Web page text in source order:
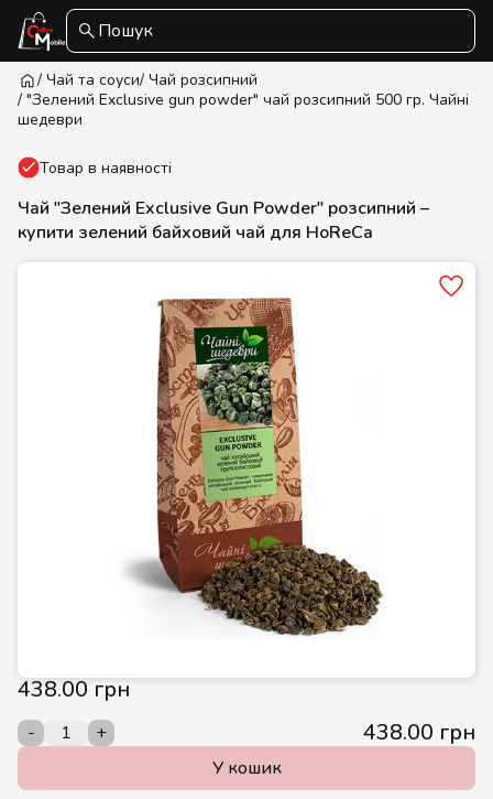
Пошук
/ Чай та соуси/ Чай розсипний
/ "Зелений Exclusive gun powder" чай розсипний 500 гр. Чайні
шедеври
Товар в наявності
Чай "Зелений Exclusive Gun Powder" розсипний –
купити зелений байховий чай для HoReCa
438.00 грн
- + 438.00 грн
У кошик